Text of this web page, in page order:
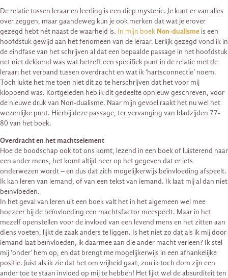
De relatie tussen leraar en leerling is een diep mysterie. Je kunt er van alles
over zeggen, maar gaandeweg kun je ook merken dat wat je erover
gezegd hebt nét naast de waarheid is. In mijn boek Non-dualisme is een
hoofdstuk gewijd aan het fenomeen van de leraar. Eerlijk gezegd vond ik in
de eindfase van het schrijven al dat een bepaalde passage in het hoofdstuk
net niet dekkend was wat betreft een specifiek punt in de relatie met de
leraar: het verband tussen overdracht en wat ik ‘hartsconnectie’ noem.
Toch lukte het me toen niet dit zo te herschrijven dat het voor mij
kloppend was. Kortgeleden heb ik dit gedeelte opnieuw geschreven, voor
de nieuwe druk van Non-dualisme. Naar mijn gevoel raakt het nu wel het
wezenlijke punt. Hierbij deze passage, ter vervanging van bladzijden 77-
80 van het boek.
Overdracht en het machtselement
Hoe de boodschap ook tot ons komt, lezend in een boek of luisterend naar
een ander mens, het komt altijd neer op het gegeven dat er iets
onderwezen wordt – en dus dat zich mogelijkerwijs beïnvloeding afspeelt.
Ik kan leren van iemand, of van een tekst van iemand. Ik laat mij al dan niet
beïnvloeden.
In het geval van leren uit een boek valt het in het algemeen wel mee
hoezeer bij de beïnvloeding een machtsfactor meespeelt. Maar in het
mezelf openstellen voor de invloed van een levend mens en het zitten aan
diens voeten, lijkt de zaak anders te liggen. Is het niet zo dat als ik mij door
iemand laat beïnvloeden, ik daarmee aan die ander macht verleen? Ik stel
mij ‘onder’ hem op, en dat brengt me mogelijkerwijs in een afhankelijke
positie. Juist als ik zie dat het om vrijheid gaat, zou ik toch dom zijn een
ander toe te staan invloed op mij te hebben! Het lijkt wel de absurditeit ten